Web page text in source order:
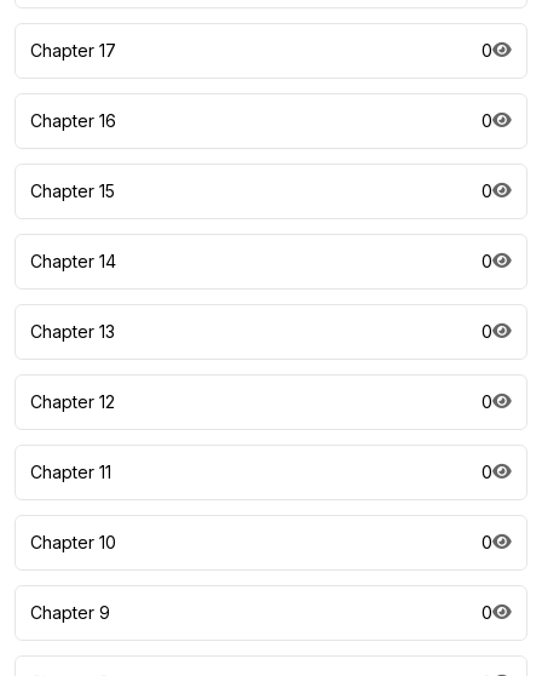
Chapter 17 0
Chapter 16 0
Chapter 15 0
Chapter 14 0
Chapter 13 0
Chapter 12 0
Chapter 11 0
Chapter 10 0
Chapter 9 0